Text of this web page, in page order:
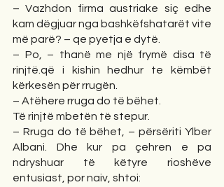
– Vazhdon firma austriake siç edhe
kam dëgjuar nga bashkëfshatarët vite
më parë? – qe pyetja e dytë.
– Po, – thanë me një frymë disa të
rinjtë.që i kishin hedhur te këmbët
kërkesën për rrugën.
– Atëhere rruga do të bëhet.
Të rinjtë mbetën të stepur.
– Rruga do të bëhet, – përsëriti Ylber
Albani. Dhe kur pa çehren e pa
ndryshuar të këtyre rioshëve
entusiast, por naiv, shtoi: